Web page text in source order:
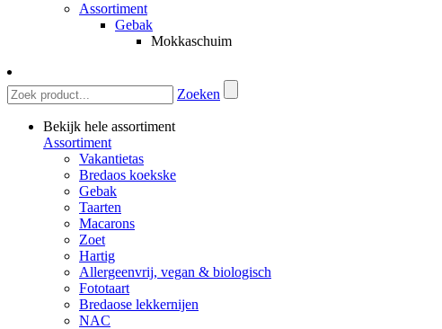
Assortiment
Gebak
Mokkaschuim
Zoeken
Bekijk hele assortiment
Assortiment
Vakantietas
Bredaos koekske
Gebak
Taarten
Macarons
Zoet
Hartig
Allergeenvrij, vegan & biologisch
Fototaart
Bredaose lekkernijen
NAC